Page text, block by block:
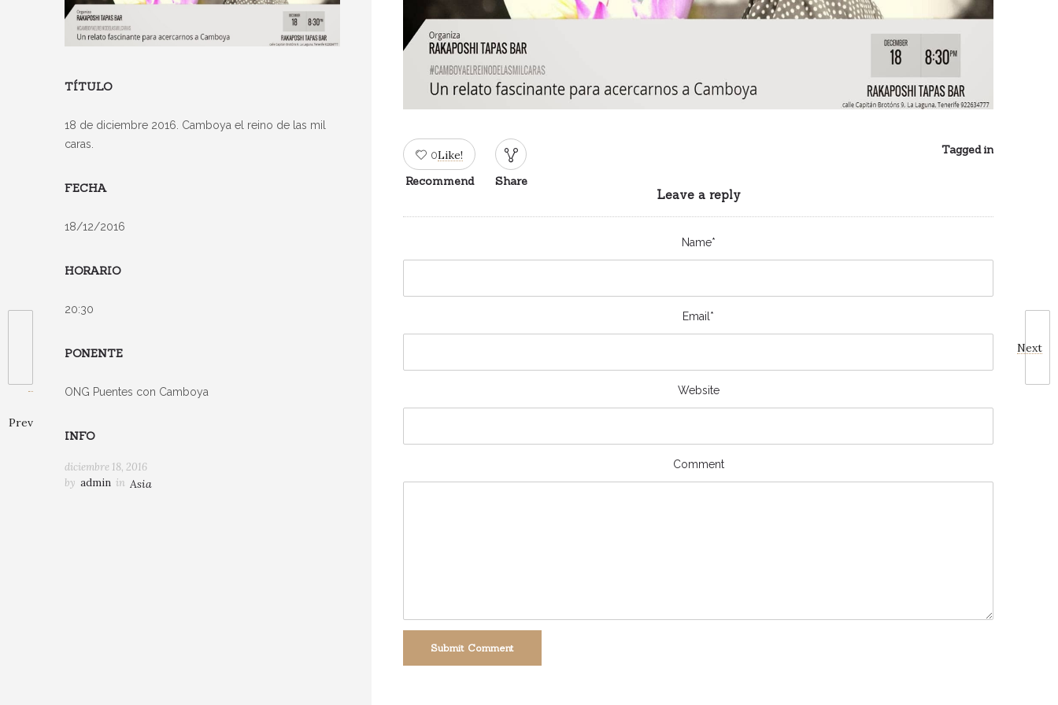
Prev
Next
0Like!
Recommend
Share
Tagged in
Leave a reply
Name*
Email*
Website
Comment
Submit Comment
TÍTULO
18 de diciembre 2016. Camboya el reino de las mil
caras.
FECHA
18/12/2016
HORARIO
20:30
PONENTE
ONG Puentes con Camboya
INFO
diciembre 18, 2016
by admin in Asia